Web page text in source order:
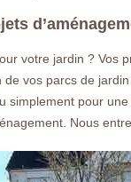
votre jardin ? Vos
de vos parcs de
pour
Nous